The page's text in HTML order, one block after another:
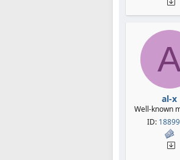
A
al-x
Well-known
ID: